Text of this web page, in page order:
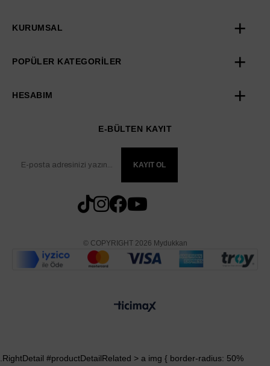
KURUMSAL
POPÜLER KATEGORİLER
HESABIM
E-BÜLTEN KAYIT
KAYIT OL
© COPYRIGHT 2026 Mydukkan
.RightDetail #productDetailRelated > a img { border-radius: 50%